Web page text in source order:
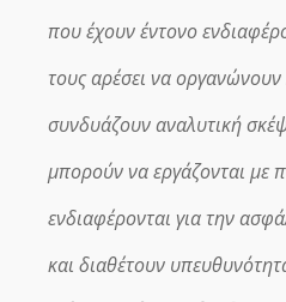
που έχουν έντονο
τους αρέσει να
συνδυάζουν αναλυτική
μπορούν να εργάζονται με
ενδιαφέρονται για την
και διαθέτουν